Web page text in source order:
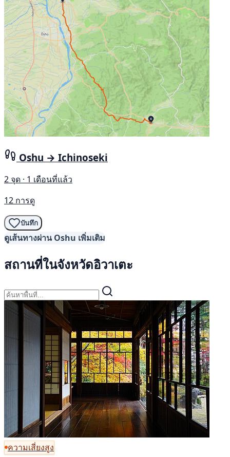
Oshu → Ichinoseki
2 จุด · 1 เดือนที่แล้ว
12 การดู
บันทึก
ดูเส้นทางผ่าน Oshu เพิ่มเติม
สถานที่ในจังหวัดอิวาเตะ
ความเสี่ยงสูง